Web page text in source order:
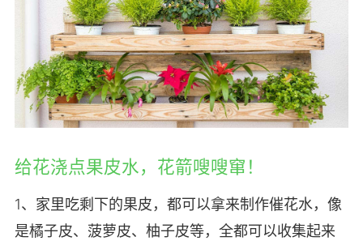
给花浇点果皮水，花箭嗖嗖窜！
1、家里吃剩下的果皮，都可以拿来制作催花水，像
是橘子皮、菠萝皮、柚子皮等，全都可以收集起来